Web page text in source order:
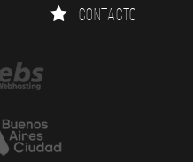
Contacto